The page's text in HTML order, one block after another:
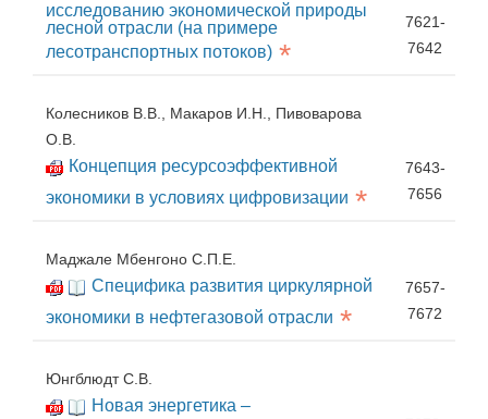
исследованию экономической природы
лесной отрасли (на примере
лесотранспортных потоков) *
7621-
7642
Колесников В.В., Макаров И.Н., Пивоварова
О.В.
Концепция ресурсоэффективной
экономики в условиях цифровизации *
7643-
7656
Маджале Мбенгоно С.П.Е.
Специфика развития циркулярной
экономики в нефтегазовой отрасли *
7657-
7672
Юнгблюдт С.В.
Новая энергетика –